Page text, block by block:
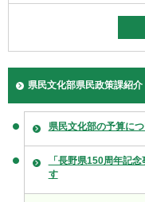
県民文化部県民政策課紹介
県民文化部の予算に
「長野県150周年記
す